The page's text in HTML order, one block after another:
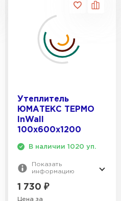
Утеплитель
ЮМАТЕКС ТЕРМО
InWall
100х600х1200
В наличии 1020 уп.
Показать
информацию
1 730 ₽
Цена за
Knauf
Isover